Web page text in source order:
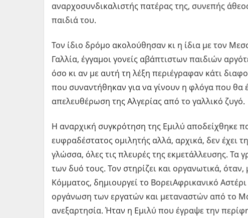
αναρχοσυνδικαλιστής πατέρας της, συνεπής
παιδιά του.
Τον ίδιο δρόμο ακολούθησαν κι η ίδια με τον
Γαλλία, έγγαμοι γονείς αβάπτιστων παιδιών
όσο κι αν με αυτή τη λέξη περιέγραφαν κάτι
που συναντήθηκαν για να γίνουν η φλόγα που θα
απελευθέρωση της Αλγερίας από το γαλλικό ζυγό.
Η αναρχική συγκρότηση της Εμιλύ αποδείχθηκε
ευφραδέστατος ομιλητής αλλά, αρχικά, δεν έχει
γλώσσα, όλες τις πλευρές της εκμετάλλευσης. Τα
των δυό τους. Τον στηρίζει και οργανωτικά,
Κόμματος, δημιουργεί το ΒορειΑφρικανικό
οργάνωση των εργατών και μεταναστών από το
ανεξαρτησία. Ήταν η Εμιλύ που έγραψε την